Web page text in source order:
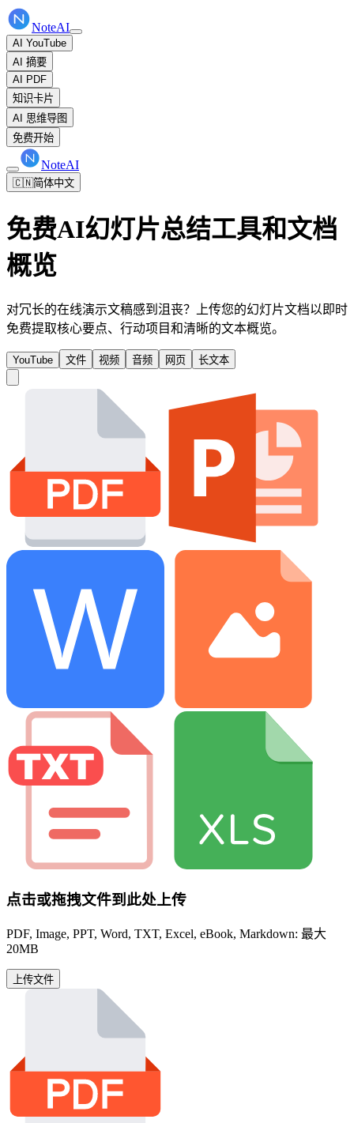
NoteAI
AI YouTube
AI 摘要
AI PDF
知识卡片
AI 思维导图
免费开始
NoteAI
🇨🇳简体中文
免费AI幻灯片总结工具和文档
概览
对冗长的在线演示文稿感到沮丧？上传您的幻灯片文档以即时
免费提取核心要点、行动项目和清晰的文本概览。
YouTube 文件 视频 音频 网页 长文本
点击或拖拽文件到此处上传
PDF, Image, PPT, Word, TXT, Excel, eBook, Markdown: 最大
20MB
上传文件